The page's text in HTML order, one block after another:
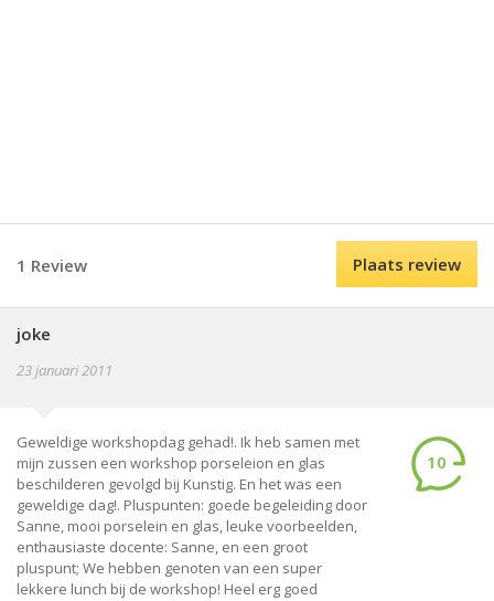
1 Review Plaats review
joke
23 januari 2011
Geweldige workshopdag gehad!. Ik heb samen met
mijn zussen een workshop porseleion en glas
beschilderen gevolgd bij Kunstig. En het was een
geweldige dag!. Pluspunten: goede begeleiding door
Sanne, mooi porselein en glas, leuke voorbeelden,
enthausiaste docente: Sanne, en een groot
pluspunt; We hebben genoten van een super
lekkere lunch bij de workshop! Heel erg goed
10